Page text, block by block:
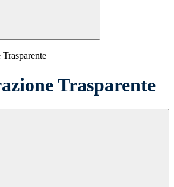
Trasparente